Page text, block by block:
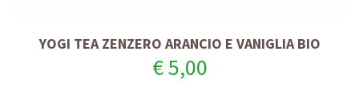
YOGI TEA ZENZERO ARANCIO E VANIGLIA BIO
€ 5,00